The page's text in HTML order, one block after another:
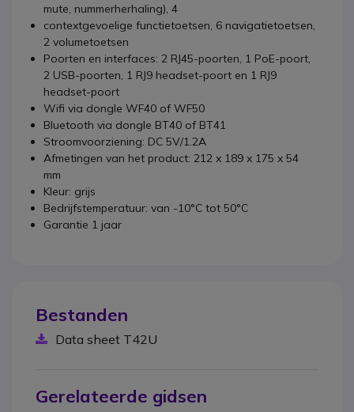
mute, nummerherhaling), 4
contextgevoelige functietoetsen, 6 navigatietoetsen,
2 volumetoetsen
Poorten en interfaces: 2 RJ45-poorten, 1 PoE-poort,
2 USB-poorten, 1 RJ9 headset-poort en 1 RJ9
headset-poort
Wifi via dongle WF40 of WF50
Bluetooth via dongle BT40 of BT41
Stroomvoorziening: DC 5V/1.2A
Afmetingen van het product: 212 x 189 x 175 x 54
mm
Kleur: grijs
Bedrijfstemperatuur: van -10°C tot 50°C
Garantie 1 jaar
Bestanden
Data sheet T42U
Gerelateerde gidsen